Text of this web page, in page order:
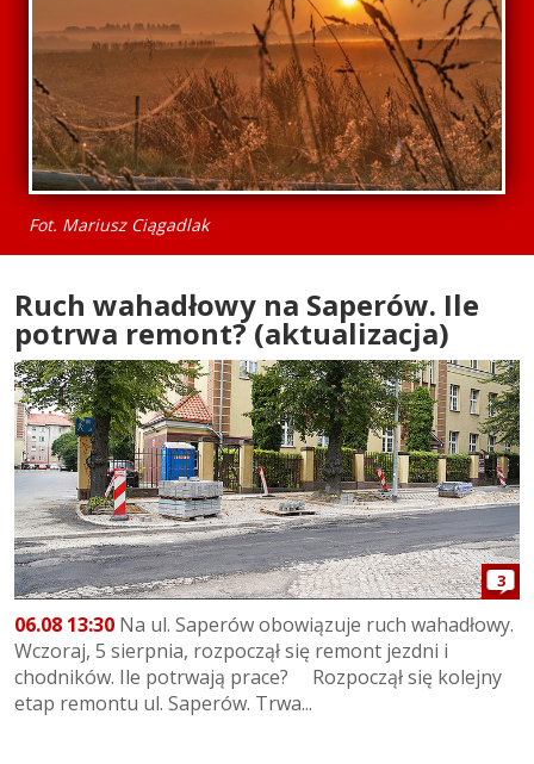
Fot. Mariusz Ciągadlak
Ruch wahadłowy na Saperów. Ile
potrwa remont? (aktualizacja)
3
06.08 13:30 Na ul. Saperów obowiązuje ruch wahadłowy.
Wczoraj, 5 sierpnia, rozpoczął się remont jezdni i
chodników. Ile potrwają prace? Rozpoczął się kolejny
etap remontu ul. Saperów. Trwa...